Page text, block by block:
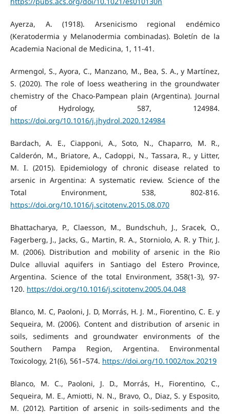
Ayerza, A. (1918). Arsenicismo regional endémico
(Keratodermia y Melanodermia combinadas). Boletín de la
Academia Nacional de Medicina, 1, 11-41.
Armengol, S., Ayora, C., Manzano, M., Bea, S. A., y Martínez,
S. (2020). The role of loess weathering in the groundwater
chemistry of the Chaco-Pampean plain (Argentina). Journal
of Hydrology, 587, 124984.
https://doi.org/10.1016/j.jhydrol.2020.124984
Bardach, A. E., Ciapponi, A., Soto, N., Chaparro, M. R.,
Calderón, M., Briatore, A., Cadoppi, N., Tassara, R., y Litter,
M. I. (2015). Epidemiology of chronic disease related to
arsenic in Argentina: A systematic review. Science of the
Total Environment, 538, 802-816.
https://doi.org/10.1016/j.scitotenv.2015.08.070
Bhattacharya, P., Claesson, M., Bundschuh, J., Sracek, O.,
Fagerberg, J., Jacks, G., Martin, R. A., Storniolo, A. R. y Thir, J.
M. (2006). Distribution and mobility of arsenic in the Rio
Dulce alluvial aquifers in Santiago del Estero Province,
Argentina. Science of the total Environment, 358(1-3), 97-
120. https://doi.org/10.1016/j.scitotenv.2005.04.048
Blanco, M. C, Paoloni, J. D, Morrás, H. J. M., Fiorentino, C. E. y
Sequeira, M. (2006). Content and distribution of arsenic in
soils, sediments and groundwater environments of the
Southern Pampa Region, Argentina. Environmental
Toxicology, 21(6), 561–574. https://doi.org/10.1002/tox.20219
Blanco, M. C., Paoloni, J. D., Morrás, H., Fiorentino, C.,
Sequeira, M. E., Amiotti, N. N., Bravo, O., Diaz, S. y Esposito,
M. (2012). Partition of arsenic in soils-sediments and the